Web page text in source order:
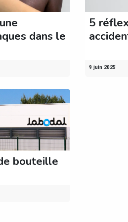
dans le
5
9 juin 2025
bouteille